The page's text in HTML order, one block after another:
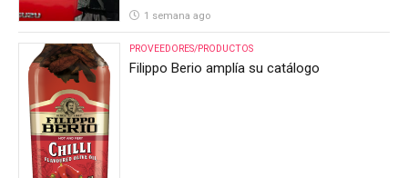
1 semana ago
PROVEEDORES/PRODUCTOS
Filippo Berio amplía su catálogo